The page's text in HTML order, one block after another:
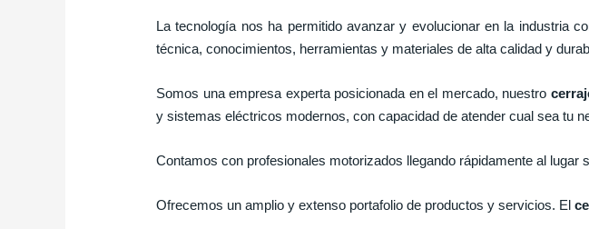
La tecnología nos ha permitido avanzar y evolucionar en la industria
técnica, conocimientos, herramientas y materiales de alta calidad y
Somos una empresa experta posicionada en el mercado, nuestro
y sistemas eléctricos modernos, con capacidad de atender cual sea tu
Contamos con profesionales motorizados llegando rápidamente al lugar
Ofrecemos un amplio y extenso portafolio de productos y servicios. El